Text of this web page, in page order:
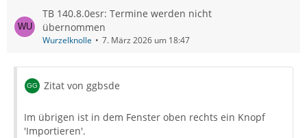
TB 140.8.0esr: Termine werden nicht
übernommen
Wurzelknolle 7. März 2026 um 18:47
Zitat von ggbsde
Im übrigen ist in dem Fenster oben rechts ein Knopf
'Importieren'.